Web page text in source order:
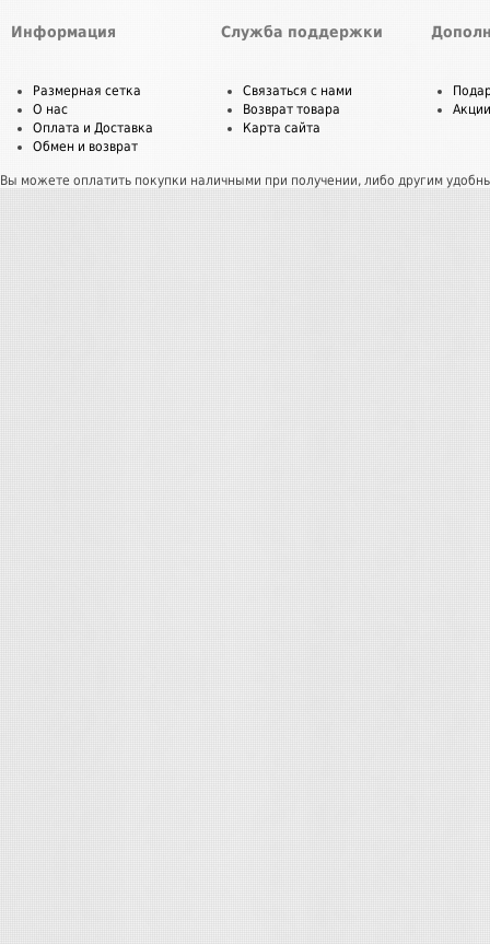
Информация
Размерная сетка
О нас
Оплата и Доставка
Обмен и возврат
Служба поддержки
Связаться с нами
Возврат товара
Карта сайта
Акции
Вы можете оплатить покупки наличными при получении, либо другим